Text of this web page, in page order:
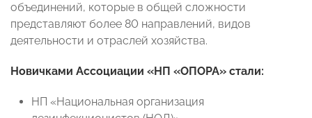
объединений, которые в общей сложности
представляют более 80 направлений, видов
деятельности и отраслей хозяйства.
Новичками Ассоциации «НП «ОПОРА» стали:
НП «Национальная организация